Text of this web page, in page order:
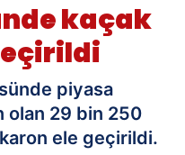
kaçak
piyasa
olan 29 bin 250
ele geçirildi.